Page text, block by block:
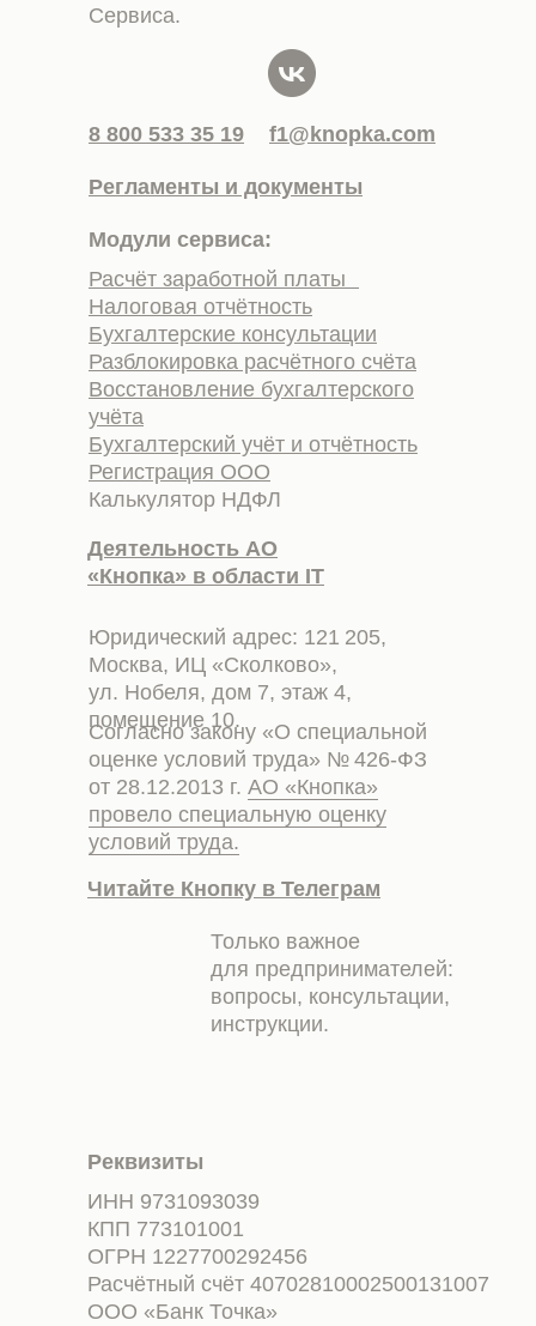
8 800 533 35 19 f1@knopka.com
Регламенты и документы
Модули сервиса:
Расчёт заработной платы
Налоговая отчётность
Бухгалтерские консультации
Разблокировка расчётного счёта
Восстановление бухгалтерского
учёта
Бухгалтерский учёт и отчётность
Регистрация ООО
Калькулятор НДФЛ
Деятельность АО
«Кнопка» в области IT
Юридический адрес: 121 205,
Москва, ИЦ «Сколково»,
ул. Нобеля, дом 7, этаж 4,
помещение 10.
Согласно закону «О специальной
оценке условий труда» № 426-ФЗ
от 28.12.2013 г. АО «Кнопка»
провело специальную оценку
условий труда.
Читайте Кнопку в Телеграм
Только важное
для предпринимателей:
вопросы, консультации,
инструкции.
Реквизиты
ИНН 9731093039
КПП 773101001
ОГРН 1227700292456
Расчётный счёт 40702810002500131007
ООО «Банк Точка»
Сервиса.